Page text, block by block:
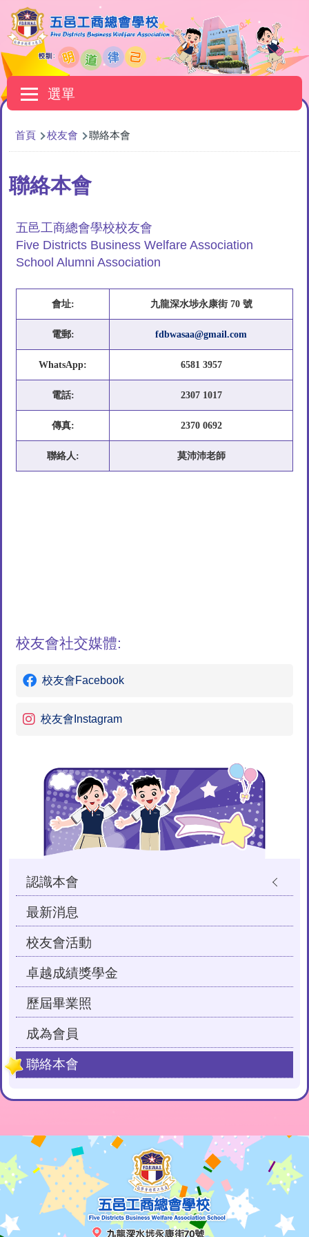
移至主內容
選單
Main
navigation
導
航
連
結
首頁 校友會 聯絡本會
聯絡本會
五邑工商總會學校校友會
Five Districts Business Welfare Association
School Alumni Association
會址: 九龍深水埗永康街 70 號
電郵: fdbwasaa@gmail.com
WhatsApp: 6581 3957
電話: 2307 1017
傳真: 2370 0692
聯絡人: 莫沛沛老師
校友會社交媒體:
校友會Facebook
校友會Instagram
Main
navigation
認識本會
最新消息
校友會活動
卓越成績獎學金
歷屆畢業照
成為會員
聯絡本會